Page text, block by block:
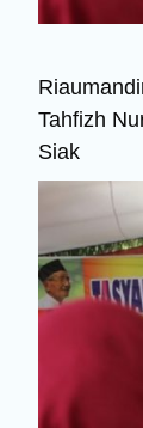
Tahfizh
Siak